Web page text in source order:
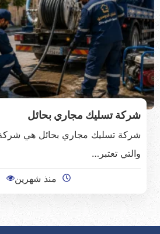
شركة تسليك مجاري بحائل
شركة تسليك مجاري بحائل هي
والتي تعتبر…
منذ شهرين